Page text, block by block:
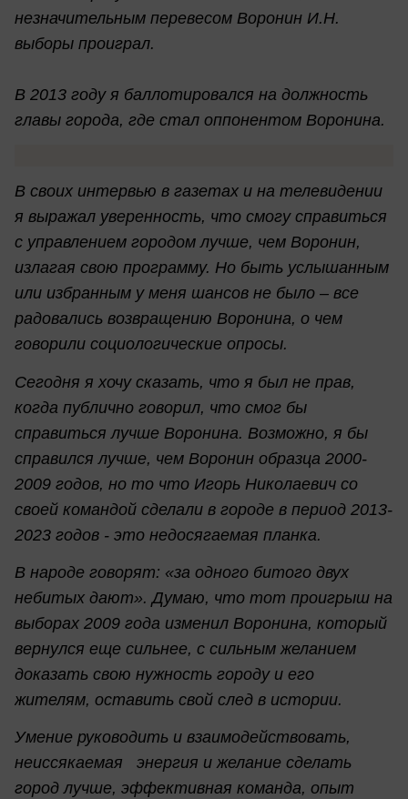
незначительным перевесом Воронин И.Н.
выборы проиграл.
В 2013 году я баллотировался на должность
главы города, где стал оппонентом Воронина.
В своих интервью в газетах и на телевидении
я выражал уверенность, что смогу справиться
с управлением городом лучше, чем Воронин,
излагая свою программу. Но быть услышанным
или избранным у меня шансов не было – все
радовались возвращению Воронина, о чем
говорили социологические опросы.
Сегодня я хочу сказать, что я был не прав,
когда публично говорил, что смог бы
справиться лучше Воронина. Возможно, я бы
справился лучше, чем Воронин образца 2000-
2009 годов, но то что Игорь Николаевич со
своей командой сделали в городе в период 2013-
2023 годов - это недосягаемая планка.
В народе говорят: «за одного битого двух
небитых дают». Думаю, что тот проигрыш на
выборах 2009 года изменил Воронина, который
вернулся еще сильнее, с сильным желанием
доказать свою нужность городу и его
жителям, оставить свой след в истории.
Умение руководить и взаимодействовать,
неиссякаемая энергия и желание сделать
город лучше, эффективная команда, опыт